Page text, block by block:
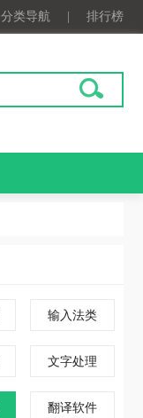
分类导航 排行榜
输入法类
文字处理
翻译软件